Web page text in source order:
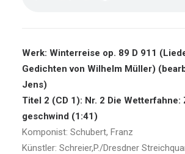
Werk: Winterreise op. 89 D 911
Gedichten von Wilhelm Müller)
Jens)
Titel 2 (CD 1): Nr. 2 Die Wetterfahne:
geschwind (1:41)
Komponist: Schubert, Franz
Künstler: Schreier,P./Dresdner